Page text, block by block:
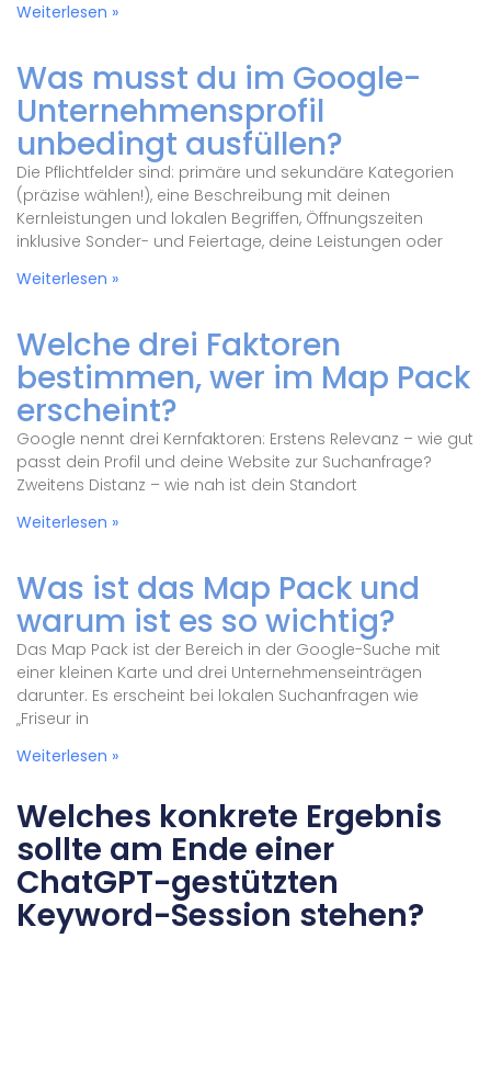
Weiterlesen »
Was musst du im Google-
Unternehmensprofil
unbedingt ausfüllen?
Die Pflichtfelder sind: primäre und sekundäre Kategorien
(präzise wählen!), eine Beschreibung mit deinen
Kernleistungen und lokalen Begriffen, Öffnungszeiten
inklusive Sonder- und Feiertage, deine Leistungen oder
Weiterlesen »
Welche drei Faktoren
bestimmen, wer im Map Pack
erscheint?
Google nennt drei Kernfaktoren: Erstens Relevanz – wie gut
passt dein Profil und deine Website zur Suchanfrage?
Zweitens Distanz – wie nah ist dein Standort
Weiterlesen »
Was ist das Map Pack und
warum ist es so wichtig?
Das Map Pack ist der Bereich in der Google-Suche mit
einer kleinen Karte und drei Unternehmenseinträgen
darunter. Es erscheint bei lokalen Suchanfragen wie
„Friseur in
Weiterlesen »
Welches konkrete Ergebnis
sollte am Ende einer
ChatGPT-gestützten
Keyword-Session stehen?